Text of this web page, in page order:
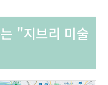
"지브리 미술